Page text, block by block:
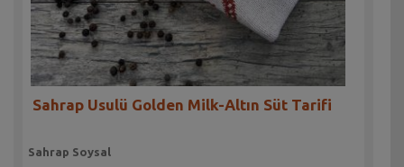
Sahrap Usulü Golden Milk-Altın Süt Tarifi
Sahrap Soysal